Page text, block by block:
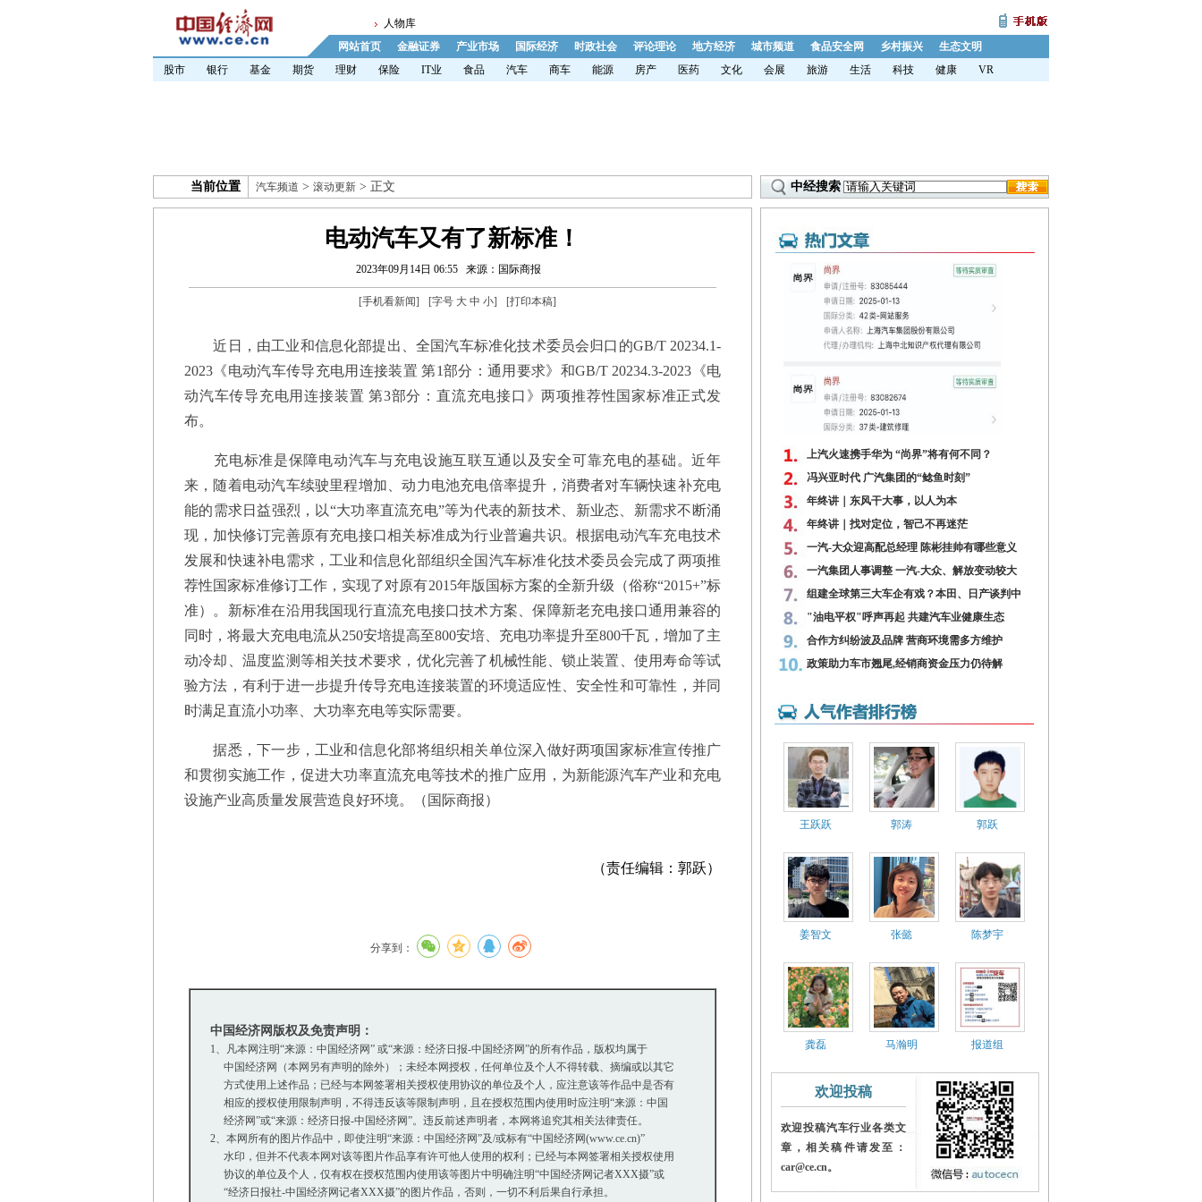
人物库
网站首页
金融证券 产业市场 国际经济 时政社会 评论理论 地方经济 城市频道 食品安全网 乡村振兴
生态文明
股市
银行 基金 期货 理财 保险 IT业 食品 汽车 商车 能源 房产 医药 文化 会展 旅游 生活 科技 健康 VR
当前位置 汽车频道 > 滚动更新 > 正文 中经搜索
电动汽车又有了新标准！
2023年09月14日 06:55 来源：国际商报
[手机看新闻] [字号 大 中 小] [打印本稿]
近日，由工业和信息化部提出、全国汽车标准化技术委员会归口的GB/T 20234.1-
2023《电动汽车传导充电用连接装置 第1部分：通用要求》和GB/T 20234.3-2023《电
动汽车传导充电用连接装置 第3部分：直流充电接口》两项推荐性国家标准正式发
布。
充电标准是保障电动汽车与充电设施互联互通以及安全可靠充电的基础。近年
来，随着电动汽车续驶里程增加、动力电池充电倍率提升，消费者对车辆快速补充电
能的需求日益强烈，以“大功率直流充电”等为代表的新技术、新业态、新需求不断涌
现，加快修订完善原有充电接口相关标准成为行业普遍共识。根据电动汽车充电技术
发展和快速补电需求，工业和信息化部组织全国汽车标准化技术委员会完成了两项推
荐性国家标准修订工作，实现了对原有2015年版国标方案的全新升级（俗称“2015+”标
准）。新标准在沿用我国现行直流充电接口技术方案、保障新老充电接口通用兼容的
同时，将最大充电电流从250安培提高至800安培、充电功率提升至800千瓦，增加了主
动冷却、温度监测等相关技术要求，优化完善了机械性能、锁止装置、使用寿命等试
验方法，有利于进一步提升传导充电连接装置的环境适应性、安全性和可靠性，并同
时满足直流小功率、大功率充电等实际需要。
据悉，下一步，工业和信息化部将组织相关单位深入做好两项国家标准宣传推广
和贯彻实施工作，促进大功率直流充电等技术的推广应用，为新能源汽车产业和充电
设施产业高质量发展营造良好环境。（国际商报）
（责任编辑：郭跃）
分享到：
中国经济网版权及免责声明：
1、凡本网注明“来源：中国经济网” 或“来源：经济日报-中国经济网”的所有作品，版权均属于
中国经济网（本网另有声明的除外）；未经本网授权，任何单位及个人不得转载、摘编或以其它
方式使用上述作品；已经与本网签署相关授权使用协议的单位及个人，应注意该等作品中是否有
相应的授权使用限制声明，不得违反该等限制声明，且在授权范围内使用时应注明“来源：中国
经济网”或“来源：经济日报-中国经济网”。违反前述声明者，本网将追究其相关法律责任。
2、本网所有的图片作品中，即使注明“来源：中国经济网”及/或标有“中国经济网(www.ce.cn)”
水印，但并不代表本网对该等图片作品享有许可他人使用的权利；已经与本网签署相关授权使用
协议的单位及个人，仅有权在授权范围内使用该等图片中明确注明“中国经济网记者XXX摄”或
“经济日报社-中国经济网记者XXX摄”的图片作品，否则，一切不利后果自行承担。
上汽火速携手华为 “尚界”将有何不同？
冯兴亚时代 广汽集团的“鲶鱼时刻”
年终讲｜东风干大事，以人为本
年终讲｜找对定位，智己不再迷茫
一汽-大众迎高配总经理 陈彬挂帅有哪些意义
一汽集团人事调整 一汽-大众、解放变动较大
组建全球第三大车企有戏？本田、日产谈判中
"油电平权"呼声再起 共建汽车业健康生态
合作方纠纷波及品牌 营商环境需多方维护
政策助力车市翘尾,经销商资金压力仍待解
王跃跃 郭涛 郭跃
姜智文 张懿 陈梦宇
龚磊 马瀚明 报道组
欢迎投稿
欢迎投稿汽车行业各类文
章，相关稿件请发至：
car@ce.cn。